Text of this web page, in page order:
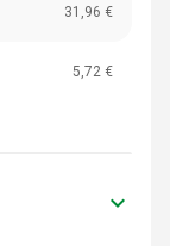
31,96 €
5,72 €
keyboard_arrow_down